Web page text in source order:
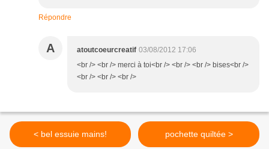
Répondre
A atoutcoeurcreatif 03/08/2012 17:06
<br /> <br /> merci à toi<br /> <br /> <br /> bises<br />
<br /> <br /> <br />
< bel essuie mains! pochette quiltée >